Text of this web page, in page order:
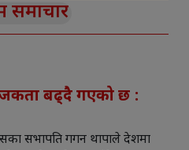
समाचार
बढ्दै गएको छ :
सभापति गगन थापाले देशमा